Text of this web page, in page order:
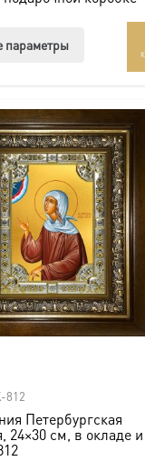
параметры
вариаций.
Опции
можно
выбрать
на
странице
товара.
812
Петербургская
24×30 см, в окладе и